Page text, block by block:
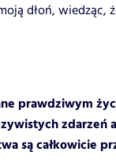
dłoń, wiedząc,
prawdziwym
zdarzeń
są całkowicie